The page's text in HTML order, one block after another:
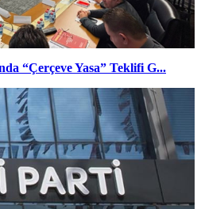
“Çerçeve Yasa” Teklifi G...